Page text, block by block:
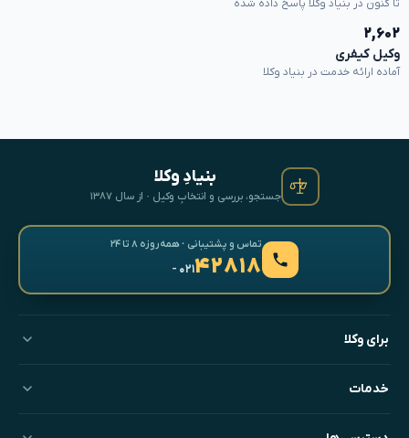
تا کنون در بنیاد وکلا پاسخ داده شده
۲,۶۰۲
وکیل کیفری
آماده ارائه خدمت در بنیاد وکلا
بنیادِ وکلا
جستجو، بررسی و انتخابِ وکیل · از سال ۱۳۸۷
تماس و پشتیبانی · همه‌روزه ۸ تا ۲۴
۴۲۸۱۸- ۰۲۱
برای وکلا
خدمات